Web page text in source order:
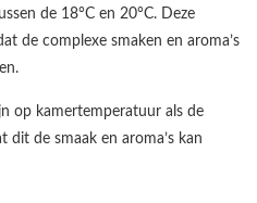
de 18°C en 20°C. Deze
de complexe smaken en aroma’s
op kamertemperatuur als de
dit de smaak en aroma’s kan